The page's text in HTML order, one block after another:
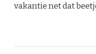
vakantie net dat